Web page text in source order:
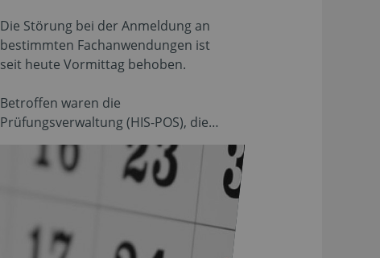
Die Störung bei der Anmeldung an
bestimmten Fachanwendungen ist
seit heute Vormittag behoben.
Betroffen waren die
Prüfungsverwaltung (HIS-POS), die…